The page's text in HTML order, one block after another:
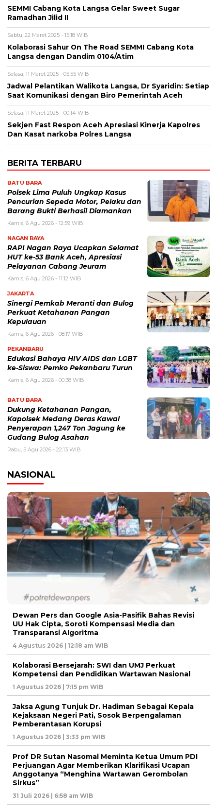
SEMMI Cabang Kota Langsa Gelar Sweet Sugar
Ramadhan Jilid II
Sabtu, 22 Maret 2025 - 15:18 WIB
Kolaborasi Sahur On The Road SEMMI Cabang Kota
Langsa dengan Dandim 0104/Atim
Selasa, 11 Maret 2025 - 05:55 WIB
Jadwal Pelantikan Walikota Langsa, Dr Syaridin: Setiap
Saat Komunikasi dengan Biro Pemerintah Aceh
Selasa, 11 Maret 2025 - 00:14 WIB
Sekjen Fast Respon Aceh Apresiasi Kinerja Kapolres
Dan Kasat narkoba Polres Langsa
BERITA TERBARU
BATU BARA
Polsek Lima Puluh Ungkap Kasus
Pencurian Sepeda Motor, Pelaku dan
Barang Bukti Berhasil Diamankan
Kamis, 6 Agu 2026 - 12:59 WIB
NAGAN RAYA
RAPI Nagan Raya Ucapkan Selamat
HUT ke-53 Bank Aceh, Apresiasi
Pelayanan Cabang Jeuram
Kamis, 6 Agu 2026 - 11:12 WIB
JAKARTA
Sinergi Pemkab Meranti dan Bulog
Perkuat Ketahanan Pangan
Kepulauan
Kamis, 6 Agu 2026 - 08:17 WIB
PEKANBARU
Edukasi Bahaya HIV AIDS dan LGBT
ke-Siswa: Pemko Pekanbaru Turun
Kamis, 6 Agu 2026 - 00:38 WIB
BATU BARA
Dukung Ketahanan Pangan,
Kapolsek Medang Deras Kawal
Penyerapan 1,247 Ton Jagung ke
Gudang Bulog Asahan
Rabu, 5 Agu 2026 - 22:13 WIB
NASIONAL
Dewan Pers dan Google Asia-Pasifik Bahas Revisi
UU Hak Cipta, Soroti Kompensasi Media dan
Transparansi Algoritma
4 Agustus 2026 | 12:18 am WIB
Kolaborasi Bersejarah: SWI dan UMJ Perkuat
Kompetensi dan Pendidikan Wartawan Nasional
1 Agustus 2026 | 7:15 pm WIB
Jaksa Agung Tunjuk Dr. Hadiman Sebagai Kepala
Kejaksaan Negeri Pati, Sosok Berpengalaman
Pemberantasan Korupsi
1 Agustus 2026 | 3:33 pm WIB
Prof DR Sutan Nasomal Meminta Ketua Umum PDI
Perjuangan Agar Memberikan Klarifikasi Ucapan
Anggotanya “Menghina Wartawan Gerombolan
Sirkus”
31 Juli 2026 | 6:58 am WIB